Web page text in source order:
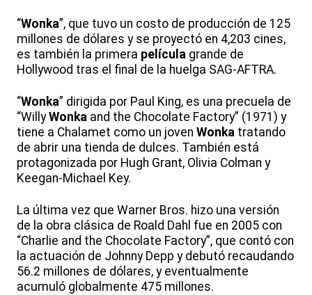
“Wonka”, que tuvo un costo de producción de 125
millones de dólares y se proyectó en 4,203 cines,
es también la primera película grande de
Hollywood tras el final de la huelga SAG-AFTRA.
“Wonka” dirigida por Paul King, es una precuela de
“WillyWonka and the Chocolate Factory” (1971) y
tiene a Chalamet como un joven Wonka tratando
de abrir una tienda de dulces. También está
protagonizada por Hugh Grant, Olivia Colman y
Keegan-Michael Key.
La última vez que Warner Bros. hizo una versión
de la obra clásica de Roald Dahl fue en 2005 con
“Charlie and the Chocolate Factory”, que contó con
la actuación de Johnny Depp y debutó recaudando
56.2 millones de dólares, y eventualmente
acumuló globalmente 475 millones.